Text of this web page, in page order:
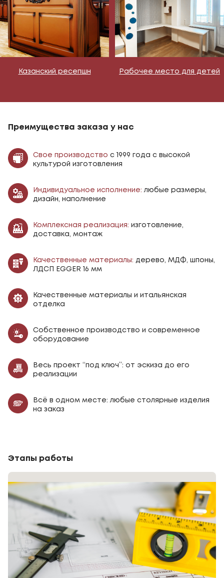
Казанский ресепшн Рабочее место для детей
Преимущества заказа у нас
Свое производство с 1999 года с высокой
культурой изготовления
Индивидуальное исполнение: любые размеры,
дизайн, наполнение
Комплексная реализация: изготовление,
доставка, монтаж
Качественные материалы: дерево, МДФ, шпоны,
ЛДСП EGGER 16 мм
Качественные материалы и итальянская
отделка
Собственное производство и современное
оборудование
Весь проект “под ключ”: от эскиза до его
реализации
Всё в одном месте: любые столярные изделия
на заказ
Этапы работы